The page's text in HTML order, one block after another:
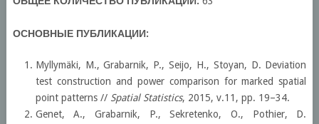
ОСНОВНЫЕ ПУБЛИКАЦИИ:
Myllymäki, M., Grabarnik, P., Seijo, H., Stoyan, D. Deviation
test construction and power comparison for marked spatial
point patterns // Spatial Statistics, 2015, v.11, pp. 19–34.
Genet, A., Grabarnik, P., Sekretenko, O., Pothier, D.